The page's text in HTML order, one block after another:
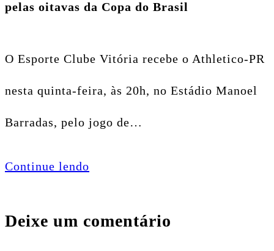
pelas oitavas da Copa do Brasil
O Esporte Clube Vitória recebe o Athletico-PR
nesta quinta-feira, às 20h, no Estádio Manoel
Barradas, pelo jogo de…
Continue lendo
Deixe um comentário